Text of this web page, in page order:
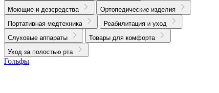
Моющие и дезсредства
Ортопедические изделия
Портативная медтехника
Реабилитация и уход
Слуховые аппараты
Товары для комфорта
Уход за полостью рта
Гольфы